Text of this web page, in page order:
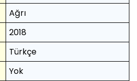
Ağrı
2018
Türkçe
Yok